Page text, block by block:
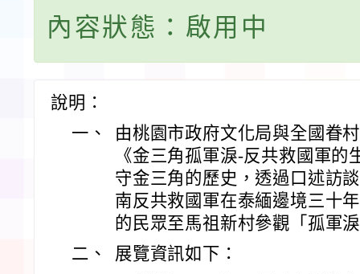
內容狀態：啟用中
說明：
一、
由桃園市政府文化局與全國眷
《金三角孤軍淚-反共救國軍
守金三角的歷史，透過口述訪
南反共救國軍在泰緬邊境三十
的民眾至馬祖新村參觀「孤軍
二、
展覽資訊如下：